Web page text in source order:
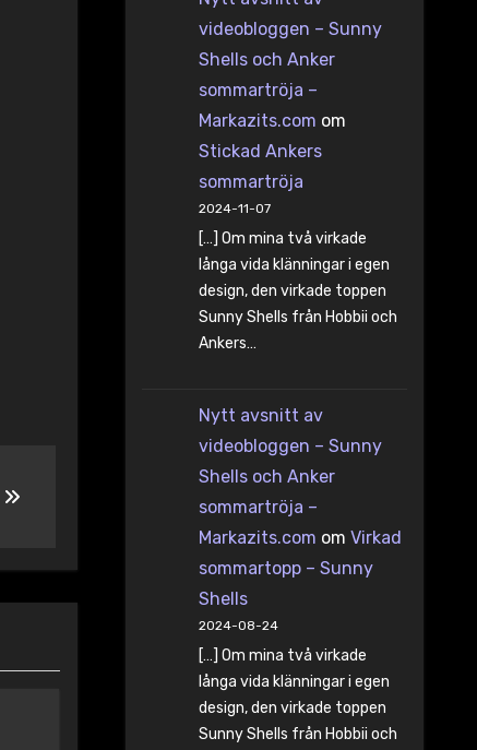
videobloggen – Sunny
Shells och Anker
sommartröja –
Markazits.com om
Stickad Ankers
sommartröja
2024-11-07
[…] Om mina två virkade
långa vida klänningar i egen
design, den virkade toppen
Sunny Shells från Hobbii och
Ankers…
Nytt avsnitt av
videobloggen – Sunny
Shells och Anker
sommartröja –
Markazits.com om Virkad
sommartopp – Sunny
Shells
2024-08-24
[…] Om mina två virkade
långa vida klänningar i egen
design, den virkade toppen
Sunny Shells från Hobbii och